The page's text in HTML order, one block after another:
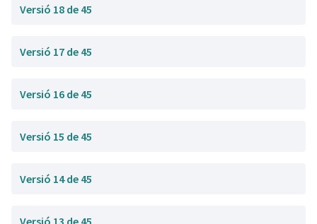
Versió 18 de 45
Versió 17 de 45
Versió 16 de 45
Versió 15 de 45
Versió 14 de 45
Versió 13 de 45